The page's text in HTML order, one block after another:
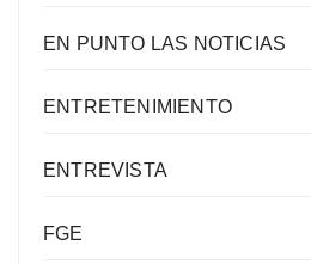
EN PUNTO LAS NOTICIAS
ENTRETENIMIENTO
ENTREVISTA
FGE